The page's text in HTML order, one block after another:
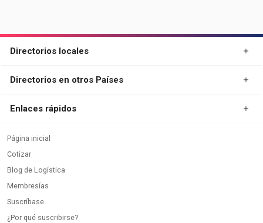
Directorios locales
Directorios en otros Países
Enlaces rápidos
Página inicial
Cotizar
Blog de Logística
Membresías
Suscríbase
¿Por qué suscribirse?